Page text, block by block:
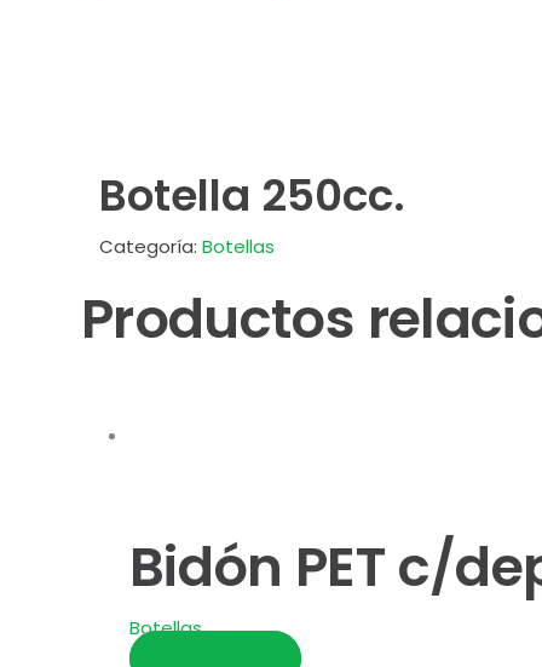
Botella 250cc.
Categoría: Botellas
Productos
Bidón PET c/
Botellas